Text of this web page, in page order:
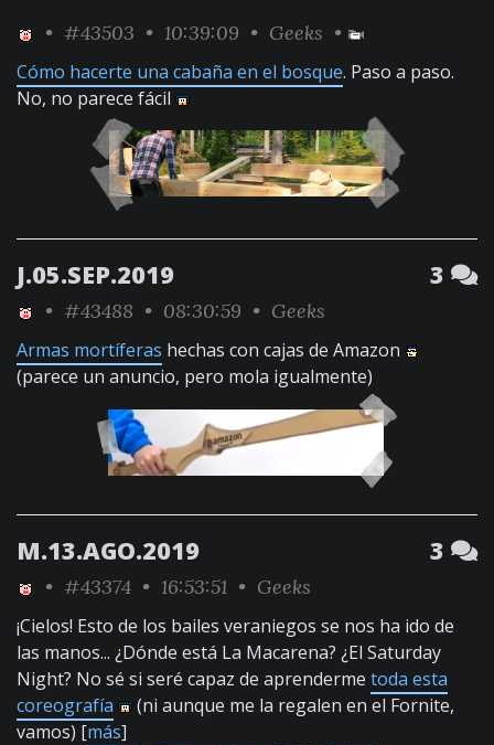
• #43503 • 10:39:09 • Geeks •
Cómo hacerte una cabaña en el bosque. Paso a paso.
No, no parece fácil
J.05.SEP.2019 3
• #43488 • 08:30:59 • Geeks
Armas mortíferas hechas con cajas de Amazon
(parece un anuncio, pero mola igualmente)
M.13.AGO.2019 3
• #43374 • 16:53:51 • Geeks
¡Cielos! Esto de los bailes veraniegos se nos ha ido de
las manos... ¿Dónde está La Macarena? ¿El Saturday
Night? No sé si seré capaz de aprenderme toda esta
coreografía
(ni aunque me la regalen en el Fornite,
vamos) [más]